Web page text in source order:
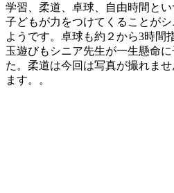
学習、柔道、卓球、自由時間とい
子どもが力をつけてくることが
ようです。卓球も約２から3時間
玉遊びもシニア先生が一生懸命
た。柔道は今回は写真が撮れま
ます。。